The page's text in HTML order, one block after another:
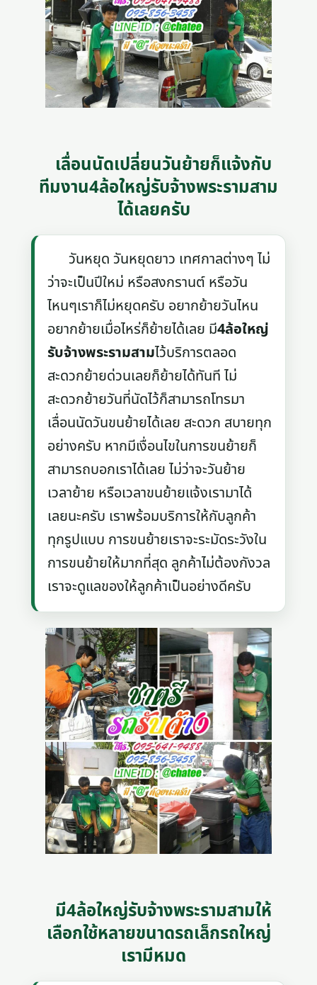
เลื่อนนัดเปลี่ยนวันย้ายก็แจ้งกับ
ทีมงาน4ล้อใหญ่รับจ้างพระรามสาม
ได้เลยครับ
วันหยุด วันหยุดยาว เทศกาลต่างๆ ไม่
ว่าจะเป็นปีใหม่ หรือสงกรานต์ หรือวัน
ไหนๆเราก็ไม่หยุดครับ อยากย้ายวันไหน
อยากย้ายเมื่อไหร่ก็ย้ายได้เลย มี4ล้อใหญ่
รับจ้างพระรามสามไว้บริการตลอด
สะดวกย้ายด่วนเลยก็ย้ายได้ทันที ไม่
สะดวกย้ายวันที่นัดไว้ก็สามารถโทรมา
เลื่อนนัดวันขนย้ายได้เลย สะดวก สบายทุก
อย่างครับ หากมีเงื่อนไขในการขนย้ายก็
สามารถบอกเราได้เลย ไม่ว่าจะวันย้าย
เวลาย้าย หรือเวลาขนย้ายแจ้งเรามาได้
เลยนะครับ เราพร้อมบริการให้กับลูกค้า
ทุกรูปแบบ การขนย้ายเราจะระมัดระวังใน
การขนย้ายให้มากที่สุด ลูกค้าไม่ต้องกังวล
เราจะดูแลของให้ลูกค้าเป็นอย่างดีครับ
มี4ล้อใหญ่รับจ้างพระรามสามให้
เลือกใช้หลายขนาดรถเล็กรถใหญ่
เรามีหมด